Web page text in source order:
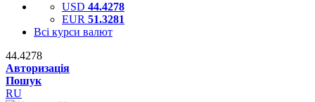
USD 44.4278
EUR 51.3281
Всі курси валют
44.4278
Авторизація
Пошук
RU